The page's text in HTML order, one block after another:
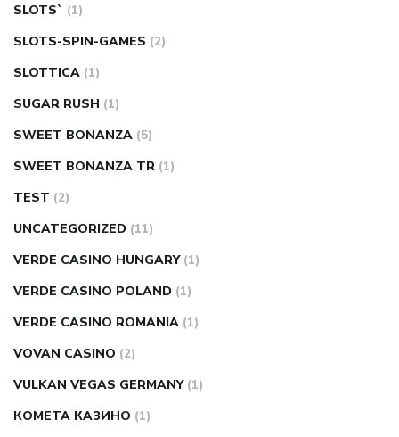
SLOTS` (1)
SLOTS-SPIN-GAMES (2)
SLOTTICA (1)
SUGAR RUSH (1)
SWEET BONANZA (5)
SWEET BONANZA TR (1)
TEST (2)
UNCATEGORIZED (11)
VERDE CASINO HUNGARY (1)
VERDE CASINO POLAND (1)
VERDE CASINO ROMANIA (1)
VOVAN CASINO (2)
VULKAN VEGAS GERMANY (1)
КОМЕТА КАЗИНО (1)